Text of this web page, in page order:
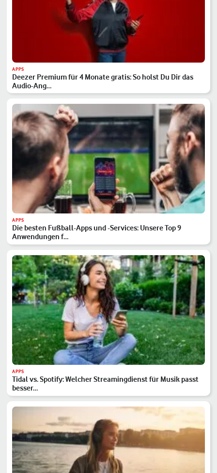
APPS
Deezer Premium für 4 Monate gratis: So holst Du Dir das
Audio-Ang…
APPS
Die besten Fußball-Apps und -Services: Unsere Top 9
Anwendungen f…
APPS
Tidal vs. Spotify: Welcher Streamingdienst für Musik passt
besser…